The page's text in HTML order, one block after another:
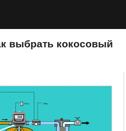
выбрать кокосовый